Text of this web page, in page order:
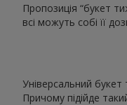
Пропозиція “букет
всі можуть собі її
Універсальний
Причому підійде